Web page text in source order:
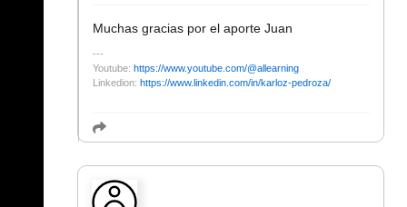
Muchas gracias por el aporte Juan
Youtube: https://www.youtube.com/@allearning
Linkedion: https://www.linkedin.com/in/karloz-pedroza/